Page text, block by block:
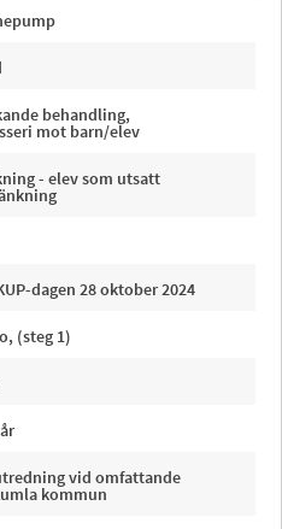
behandling,
mot barn/elev
- elev som utsatt
dagen 28 oktober 2024
(steg 1)
vid omfattande
kommun